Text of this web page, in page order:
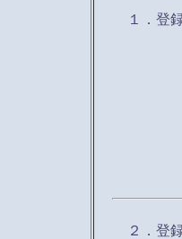
１．登
２．登